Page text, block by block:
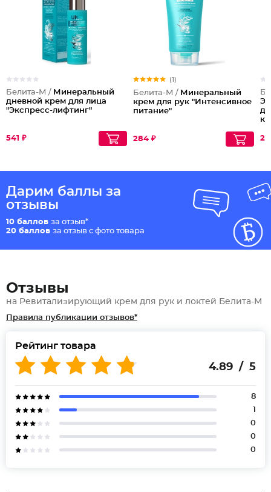
Белита-М / Минеральный
дневной крем для лица
"Экспресс-лифтинг"
541 ₽
(1)
Белита-М / Минеральный
крем для рук "Интенсивное
питание"
284 ₽
Дарим баллы за
отзывы
10 баллов за отзыв*
20 баллов за отзыв с фото товара
Отзывы
на Ревитализирующий крем для рук и локтей Белита-М
Правила публикации отзывов*
Рейтинг товара
4.89 / 5
8
1
0
0
0